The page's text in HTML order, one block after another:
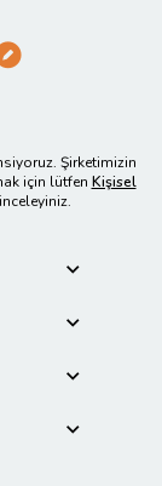
Şirketimizin
için lütfen Kişisel
inceleyiniz.